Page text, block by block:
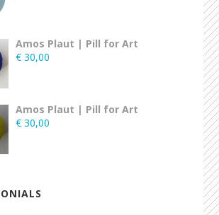
Amos Plaut | Pill for Art
€ 30,00
Amos Plaut | Pill for Art
€ 30,00